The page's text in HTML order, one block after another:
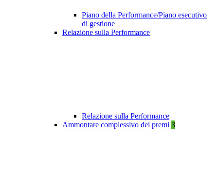
Piano della Performance/Piano esecutivo
di gestione
Relazione sulla Performance
Relazione sulla Performance
Ammontare complessivo dei premi 3